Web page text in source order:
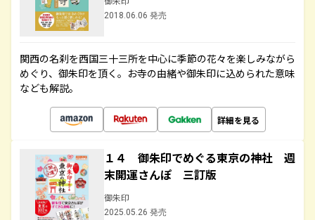
2018.06.06 発売
関西の名刹を西国三十三所を中心に季節の花々を楽しみながら
めぐり、御朱印を頂く。お寺の由緒や御朱印に込められた意味
なども解説。
詳細を見る
１４ 御朱印でめぐる東京の神社 週
末開運さんぽ 三訂版
御朱印
2025.05.26 発売